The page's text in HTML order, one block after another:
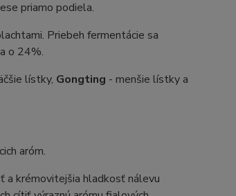
priamo podiela.
Priebeh fermentácie sa
o 24%.
lístky, Gongting - menšie lístky a
aróm.
krémovitejšia hladkosť nálevu